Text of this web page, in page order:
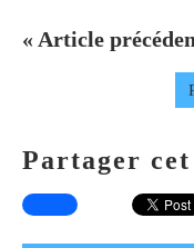
« Article
Partager